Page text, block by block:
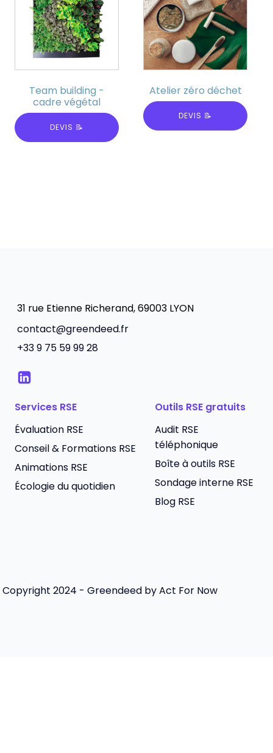
Team building -
cadre végétal
DEVIS 📝
Atelier zéro déchet
DEVIS 📝
31 rue Etienne Richerand, 69003 LYON
contact@greendeed.fr
+33 9 75 59 99 28
Services RSE
Évaluation RSE
Conseil & Formations RSE
Animations RSE
Écologie du quotidien
Outils RSE gratuits
Audit RSE
téléphonique
Boîte à outils RSE
Sondage interne RSE
Blog RSE
Copyright 2024 - Greendeed by Act For Now